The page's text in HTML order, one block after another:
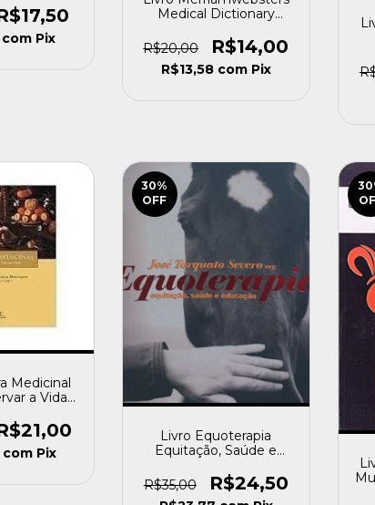
Diniz
com Pix
Medical Dictionary
R$20,00
R$14,00
R$13,58 com Pix
Medicinal
a Vida
Fonseca
com Pix
30%
OFF
Livro Equoterapia
Equitação, Saúde e
Severo [usado]
R$35,00 R$24,50
30